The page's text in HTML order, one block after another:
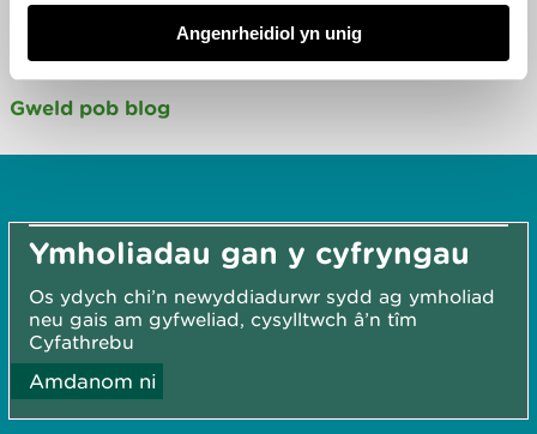
Angenrheidiol yn unig
Gweld pob blog
Ymholiadau gan y cyfryngau
Os ydych chi’n newyddiadurwr sydd ag ymholiad
neu gais am gyfweliad, cysylltwch â’n tîm
Cyfathrebu
Amdanom ni